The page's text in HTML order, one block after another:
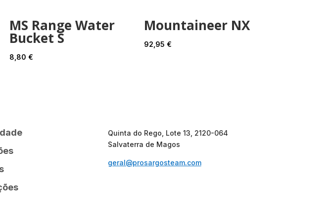
MS Range Water
Bucket S
8,80 €
Mountaineer NX
92,95 €
Quinta do Rego, Lote 13, 2120-064
Salvaterra de Magos
geral@prosargosteam.com